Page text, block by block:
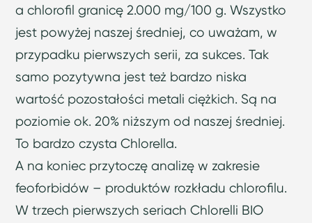
a chlorofil granicę 2.000 mg/100 g. Wszystko
jest powyżej naszej średniej, co uważam, w
przypadku pierwszych serii, za sukces. Tak
samo pozytywna jest też bardzo niska
wartość pozostałości metali ciężkich. Są na
poziomie ok. 20% niższym od naszej średniej.
To bardzo czysta Chlorella.
A na koniec przytoczę analizę w zakresie
feoforbidów – produktów rozkładu chlorofilu.
W trzech pierwszych seriach Chlorelli BIO